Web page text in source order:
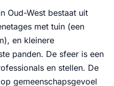
Oud-West bestaat uit
met tuin (een
en kleinere
panden. De sfeer is een
en stellen. De
gemeenschapsgevoel